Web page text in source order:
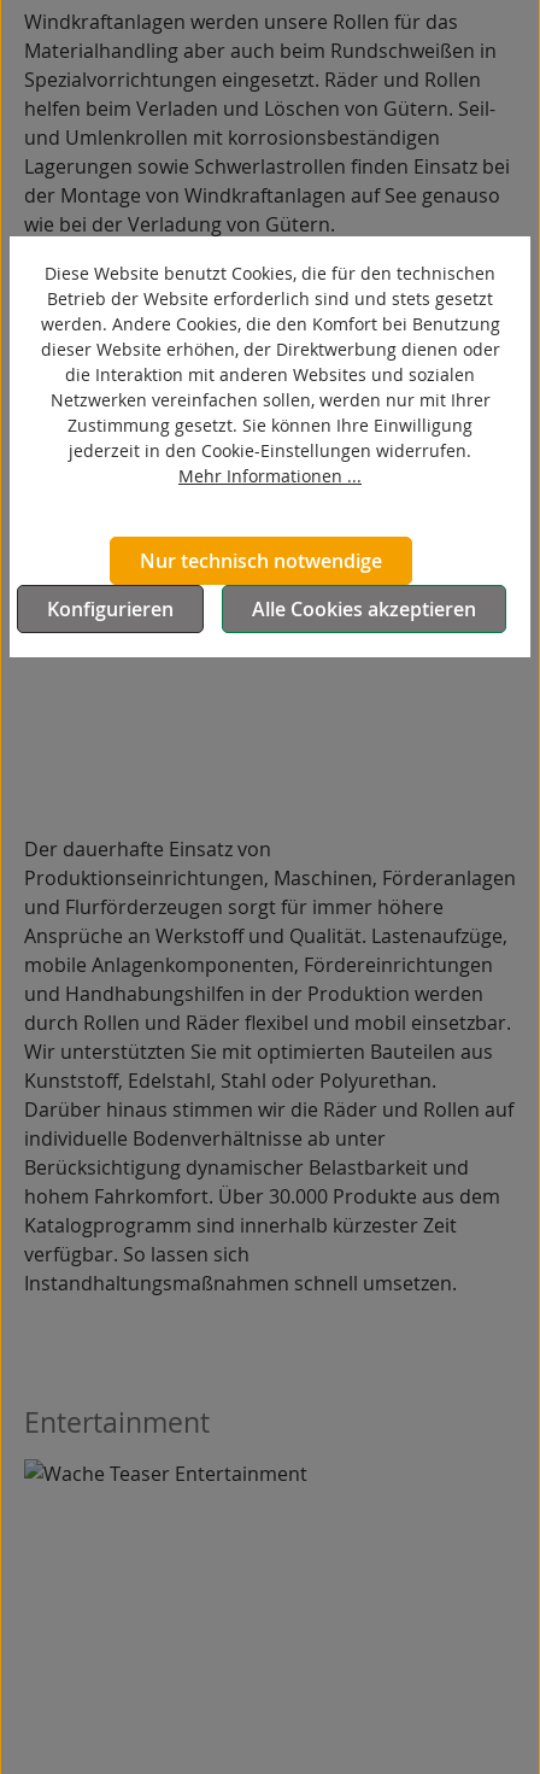
Windkraftanlagen werden unsere Rollen für das
Materialhandling aber auch beim Rundschweißen in
Spezialvorrichtungen eingesetzt. Räder und Rollen
helfen beim Verladen und Löschen von Gütern. Seil-
und Umlenkrollen mit korrosionsbeständigen
Lagerungen sowie Schwerlastrollen finden Einsatz bei
der Montage von Windkraftanlagen auf See genauso
wie bei der Verladung von Gütern.
Facility Management und
Instandhaltung
Der dauerhafte Einsatz von
Produktionseinrichtungen, Maschinen, Förderanlagen
und Flurförderzeugen sorgt für immer höhere
Ansprüche an Werkstoff und Qualität. Lastenaufzüge,
mobile Anlagenkomponenten, Fördereinrichtungen
und Handhabungshilfen in der Produktion werden
durch Rollen und Räder flexibel und mobil einsetzbar.
Wir unterstützten Sie mit optimierten Bauteilen aus
Kunststoff, Edelstahl, Stahl oder Polyurethan.
Darüber hinaus stimmen wir die Räder und Rollen auf
individuelle Bodenverhältnisse ab unter
Berücksichtigung dynamischer Belastbarkeit und
hohem Fahrkomfort. Über 30.000 Produkte aus dem
Katalogprogramm sind innerhalb kürzester Zeit
verfügbar. So lassen sich
Instandhaltungsmaßnahmen schnell umsetzen.
Entertainment
Diese Website benutzt Cookies, die für den technischen
Betrieb der Website erforderlich sind und stets gesetzt
werden. Andere Cookies, die den Komfort bei Benutzung
dieser Website erhöhen, der Direktwerbung dienen oder
die Interaktion mit anderen Websites und sozialen
Netzwerken vereinfachen sollen, werden nur mit Ihrer
Zustimmung gesetzt. Sie können Ihre Einwilligung
jederzeit in den Cookie-Einstellungen widerrufen.
Mehr Informationen ...
Nur technisch notwendige
Konfigurieren
Alle Cookies akzeptieren